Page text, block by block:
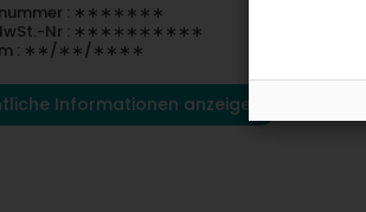
: ∗∗∗∗∗∗∗
Nr : ∗∗∗∗∗∗∗∗∗∗
: ∗∗/∗∗/∗∗∗∗
Informationen anzeigen